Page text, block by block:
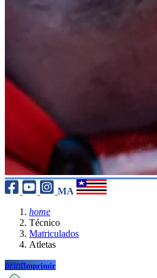
MA
home
Técnico
Matriculados
Atletas
printImprimir